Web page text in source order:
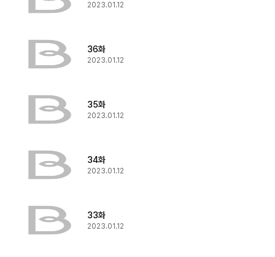
2023.01.12
36화
2023.01.12
35화
2023.01.12
34화
2023.01.12
33화
2023.01.12